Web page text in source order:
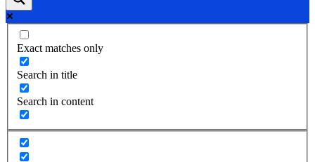
Exact matches only
Search in title
Search in content